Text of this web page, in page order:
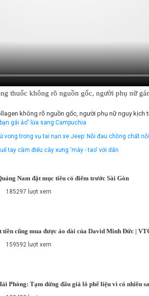
thuốc không rõ nguồn gốc, người phụ nữ
không rõ nguồn gốc, người phụ nữ nguy
gái ảo” lừa sang Campuchia
vong trong vụ tai nạn xe Jeep: Nỗi đau chồng chất
tay cầm điếu cày xưng 'mày - tao' với dân
Nam đặt mục tiêu có điểm trước Sài Gòn
185297 lượt xem
tiền cũng mua được áo dài của David Minh Đức |
159592 lượt xem
Phòng: Tạm dừng đấu giá lô phế liệu vì có nhiều